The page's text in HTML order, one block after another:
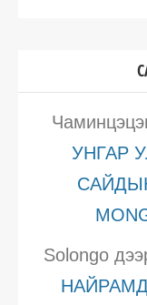
УНГАР
Solongo